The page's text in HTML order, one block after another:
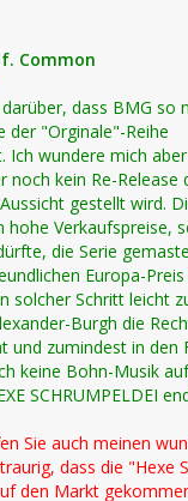
Common
dass BMG so
der "Orginale"-Reihe
Ich wundere mich
kein Re-Release
gestellt wird.
hohe Verkaufspreise,
die Serie
Europa-
solcher Schritt leicht
Burgh die
und zumindest in den
keine Bohn-Musik
SCHRUMPELDEI
Sie auch meinen
dass die "Hexe
den Markt